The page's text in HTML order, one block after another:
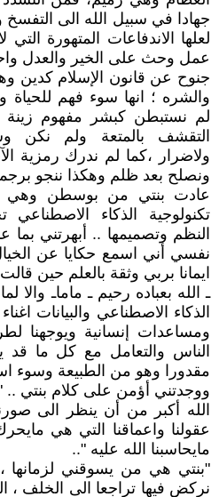
جهادا في سبيل الله الى التفسخ
لعلها الاندفاعات المتهورة التي
عمل وحث على الخير والعدل
جنوح عن قانون الإسلام كدين
والشره ؛ انها سوء فهم للحياة
لم نستبطن كبشر مفهوم زينة
التقشف بالمتعة ولم نكن
ولاضرار ،كما لم ندرك رمزية
ونصلح بعد ظلم وهكذا ننجو
عادت بنتي من بوسطن وهي
تكنولوجية الذكاء
النظم وتصميمها .. أبهرتني
نفسي أني اسمع حكايا عن
ايمانا بربي وثقة بالعلم حين
ـ الله بعباده رحيم ـ ماماـ والا
الذكاء الاصطناعي والبيانات
ومساعدات إنسانية ويوجهنا
الناس والتعامل مع كل ما قد
مقدورا وهو من الطبيعة وسوء
ووجدتني أؤمن على كلام بنتي ..
الله أكبر من أن ينظر الى
عقولنا واعماقنا التي هي
مايحاسبنا الله عليه "..
"بنتي هي من يسوقني لزمانها ،
نركض فيها تراجعا الى الخلف ،